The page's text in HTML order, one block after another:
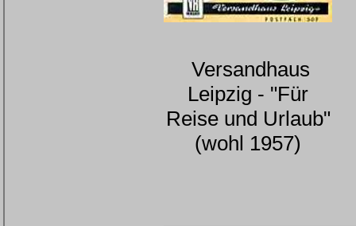
Versandhaus
Leipzig - "Für
Reise und Urlaub"
(wohl 1957)